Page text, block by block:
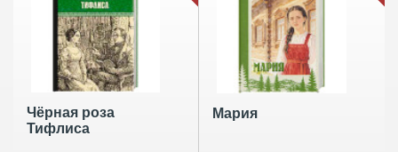
Чёрная роза
Тифлиса
Мария